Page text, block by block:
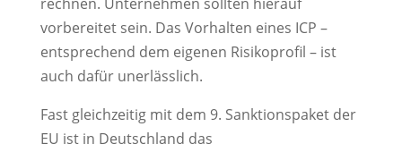
vorbereitet sein. Das Vorhalten eines ICP –
entsprechend dem eigenen Risikoprofil – ist
auch dafür unerlässlich.
Fast gleichzeitig mit dem 9. Sanktionspaket der
EU ist in Deutschland das